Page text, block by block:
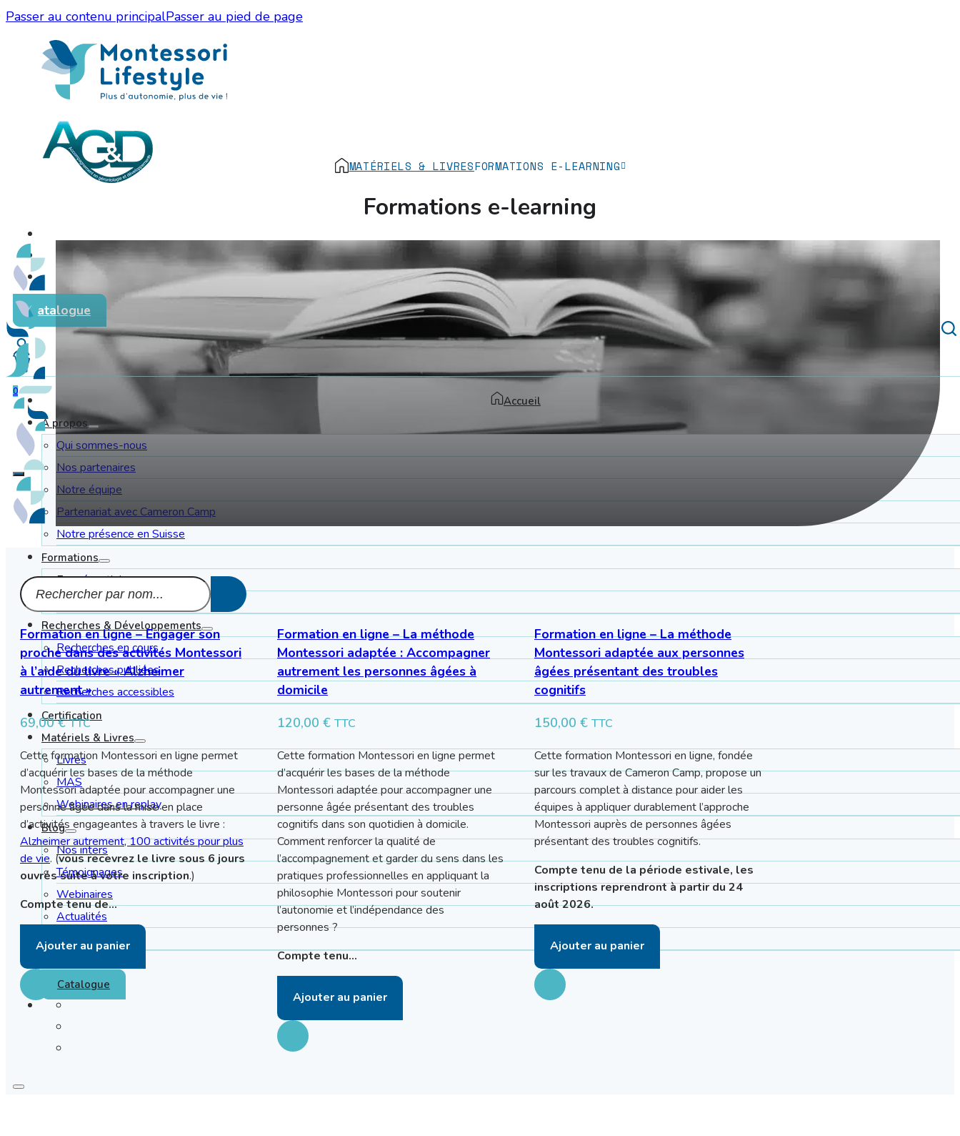
Passer au contenu principalPasser au pied de page
Catalogue
0
Accueil
À propos
Qui sommes-nous
Nos partenaires
Notre équipe
Partenariat avec Cameron Camp
Notre présence en Suisse
Formations
En présentiel
En distanciel
Recherches & Développements
Recherches en cours
Recherches publiées
Recherches accessibles
Certification
Matériels & Livres
Livres
MAS
Webinaires en replay
Blog
Nos inters
Témoignages
Webinaires
Actualités
Médias
Catalogue
MATÉRIELS & LIVRESFORMATIONS E-LEARNING
Formations e-learning
Formation en ligne – Engager son
proche dans des activités Montessori
à l’aide du livre « Alzheimer
autrement »
69,00€ TTC
Cette formation Montessori en ligne permet
d’acquérir les bases de la méthode
Montessori adaptée pour accompagner une
personne âgée dans la mise en place
d’activités engageantes à travers le livre :
Alzheimer autrement, 100 activités pour plus
de vie. (vous recevrez le livre sous 6 jours
ouvrés suite à votre inscription.)
Compte tenu de…
Ajouter au panier
Formation en ligne – La méthode
Montessori adaptée : Accompagner
autrement les personnes âgées à
domicile
120,00 € TTC
Cette formation Montessori en ligne permet
d’acquérir les bases de la méthode
Montessori adaptée pour accompagner une
personne âgée présentant des troubles
cognitifs dans son quotidien à domicile.
Comment renforcer la qualité de
l’accompagnement et garder du sens dans les
pratiques professionnelles en appliquant la
philosophie Montessori pour soutenir
l’autonomie et l’indépendance des
personnes ?
Compte tenu…
Ajouter au panier
Formation en ligne – La méthode
Montessori adaptée aux personnes
âgées présentant des troubles
cognitifs
150,00 € TTC
Cette formation Montessori en ligne, fondée
sur les travaux de Cameron Camp, propose un
parcours complet à distance pour aider les
équipes à appliquer durablement l’approche
Montessori auprès de personnes âgées
présentant des troubles cognitifs.
Compte tenu de la période estivale, les
inscriptions reprendront à partir du 24
août 2026.
Ajouter au panier